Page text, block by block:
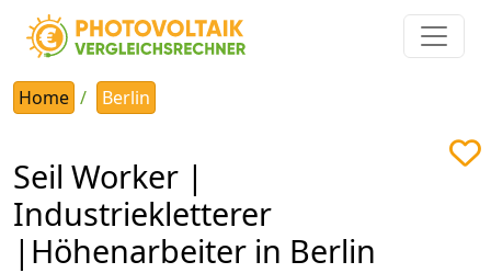
Home Berlin
Seil Worker |
Industriekletterer
|Höhenarbeiter in Berlin